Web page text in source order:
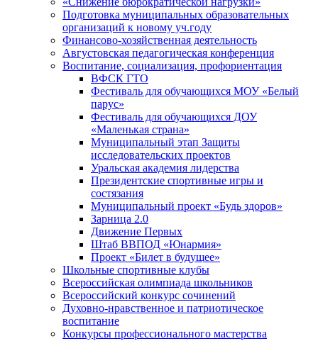
Подготовка муниципальных образовательных
организаций к новому уч.году
Финансово-хозяйственная деятельность
Августовская педагогическая конференция
Воспитание, социализация, профориентация
ВФСК ГТО
Фестиваль для обучающихся МОУ «Белый
парус»
Фестиваль для обучающихся ДОУ
«Маленькая страна»
Муниципальный этап Защиты
исследовательских проектов
Уральская академия лидерства
Президентские спортивные игры и
состязания
Муниципальный проект «Будь здоров»
Зарница 2.0
Движение Первых
Штаб ВВПОД «Юнармия»
Проект «Билет в будущее»
Школьные спортивные клубы
Всероссийская олимпиада школьников
Всероссийский конкурс сочинений
Духовно-нравственное и патриотическое
воспитание
Конкурсы профессионального мастерства